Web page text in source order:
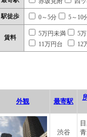
駅徒歩 0～5分 5～10
賃料
5万円未満
5
11万円台
12
外観 最寄駅
渋谷